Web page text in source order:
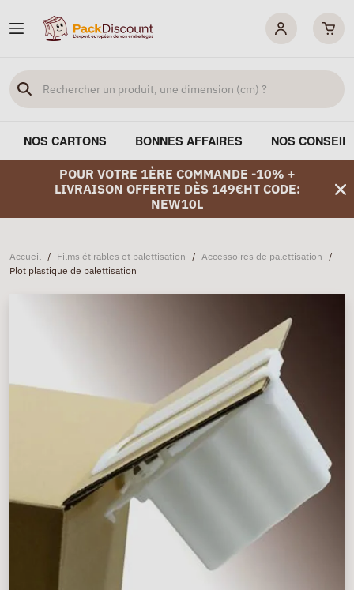
NOS CARTONS BONNES AFFAIRES NOS
POUR VOTRE 1ÈRE COMMANDE -10% +
LIVRAISON OFFERTE DÈS 149€HT CODE:
NEW10L
Accueil / Films étirables et palettisation / Accessoires de palettisation /
Plot plastique de palettisation